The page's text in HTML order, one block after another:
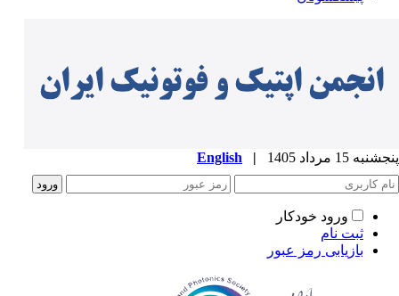
15 مرداد 1405 |
English
ورود خودکار
ثبت نام
بازیابی رمز عبور